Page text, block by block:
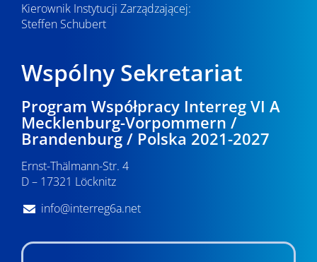
Kierownik Instytucji Zarządzającej:
Steffen Schubert
Wspólny Sekretariat
Program Współpracy Interreg VI A
Mecklenburg-Vorpommern /
Brandenburg / Polska 2021-2027
Ernst-Thälmann-Str. 4
D – 17321 Löcknitz
info@interreg6a.net